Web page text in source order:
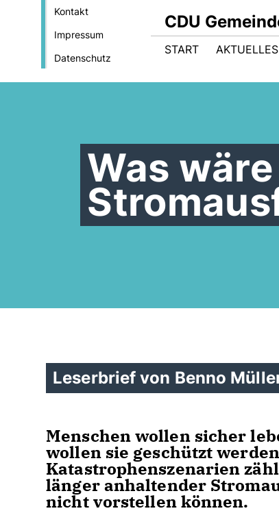
Kontakt
Impressum
Datenschutz
CDU
START AKTUELLES
Was
Leserbrief von Benno
Menschen wollen sicher
wollen sie geschützt
Katastrophenszenarien
länger anhaltender
nicht vorstellen können.